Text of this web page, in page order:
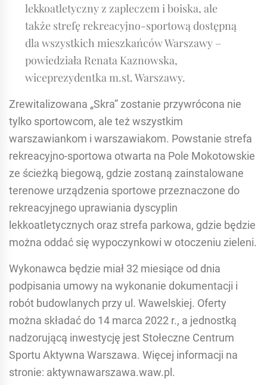
lekkoatletyczny z zapleczem i boiska, ale
także strefę rekreacyjno-sportową dostępną
dla wszystkich mieszkańców Warszawy –
powiedziała Renata Kaznowska,
wiceprezydentka m.st. Warszawy.
Zrewitalizowana „Skra” zostanie przywrócona nie
tylko sportowcom, ale też wszystkim
warszawiankom i warszawiakom. Powstanie strefa
rekreacyjno-sportowa otwarta na Pole Mokotowskie
ze ścieżką biegową, gdzie zostaną zainstalowane
terenowe urządzenia sportowe przeznaczone do
rekreacyjnego uprawiania dyscyplin
lekkoatletycznych oraz strefa parkowa, gdzie będzie
można oddać się wypoczynkowi w otoczeniu zieleni.
Wykonawca będzie miał 32 miesiące od dnia
podpisania umowy na wykonanie dokumentacji i
robót budowlanych przy ul. Wawelskiej. Oferty
można składać do 14 marca 2022 r., a jednostką
nadzorującą inwestycję jest Stołeczne Centrum
Sportu Aktywna Warszawa. Więcej informacji na
stronie: aktywnawarszawa.waw.pl.